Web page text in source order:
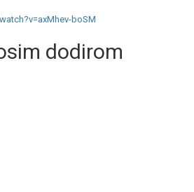
boSM
dodirom